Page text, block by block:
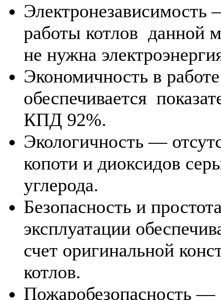
Электронезависимость
работы котлов данной
не нужна
Экономичность в работе
обеспечивается
КПД 92%.
Экологичность —
копоти и диоксидов
углерода.
Безопасность и
эксплуатации
счет оригинальной
котлов.
Пожаробезопасность —